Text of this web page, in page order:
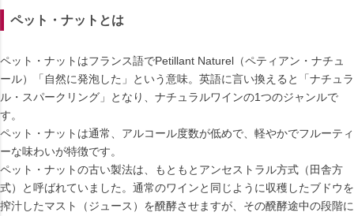
ペット・ナットとは
ペット・ナットはフランス語でPetillant Naturel（ペティアン・ナチュ
ール）「自然に発泡した」という意味。英語に言い換えると「ナチュラ
ル・スパークリング」となり、ナチュラルワインの1つのジャンルで
す。
ペット・ナットは通常、アルコール度数が低めで、軽やかでフルーティ
ーな味わいが特徴です。
ペット・ナットの古い製法は、もともとアンセストラル方式（田舎方
式）と呼ばれていました。通常のワインと同じように収穫したブドウを
搾汁したマスト（ジュース）を醗酵させますが、その醗酵途中の段階に